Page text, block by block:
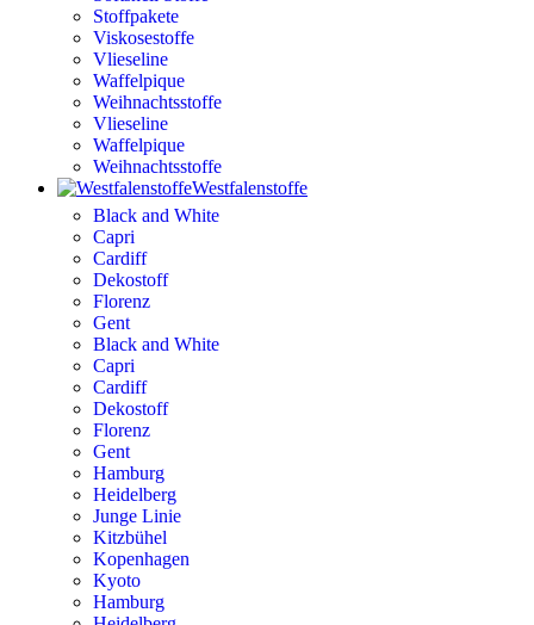
Stoffpakete
Viskosestoffe
Vlieseline
Waffelpique
Weihnachtsstoffe
Vlieseline
Waffelpique
Weihnachtsstoffe
Westfalenstoffe
Black and White
Capri
Cardiff
Dekostoff
Florenz
Gent
Black and White
Capri
Cardiff
Dekostoff
Florenz
Gent
Hamburg
Heidelberg
Junge Linie
Kitzbühel
Kopenhagen
Kyoto
Hamburg